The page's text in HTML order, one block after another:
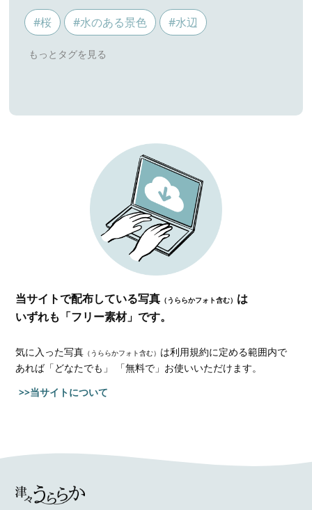
#桜 #水のある景色 #水辺
当サイトで配布している写真 （うららかフォト含む） は
いずれも「フリー素材」です。
気に入った写真 （うららかフォト含む） は利用規約に定める範囲内で
あれば「どなたでも」 「無料で」お使いいただけます。
>>当サイトについて